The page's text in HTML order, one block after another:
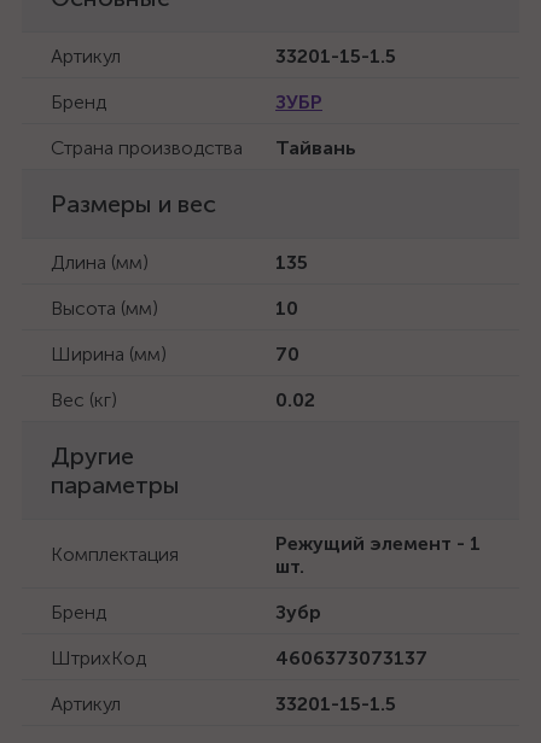
Артикул
33201-15-1.5
Бренд
ЗУБР
Страна производства
Тайвань
Размеры и вес
Длина (мм)
135
Высота (мм)
10
Ширина (мм)
70
Вес (кг)
0.02
Другие
параметры
Комплектация
Режущий элемент - 1
шт.
Бренд
Зубр
ШтрихКод
4606373073137
Артикул
33201-15-1.5